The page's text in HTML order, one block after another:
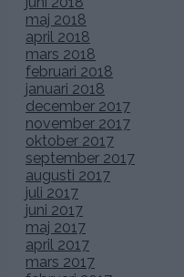
maj 2018
april 2018
mars 2018
februari 2018
januari 2018
december 2017
november 2017
oktober 2017
september 2017
augusti 2017
juli 2017
juni 2017
maj 2017
april 2017
mars 2017